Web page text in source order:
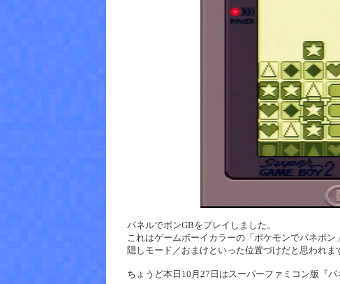
パネルでポンGBをプレイしました。
これはゲームボーイカラーの「ポケモンでパネポン
隠しモード／おまけといった位置づけだと思われま
ちょうど本日10月27日はスーパーファミコン版『